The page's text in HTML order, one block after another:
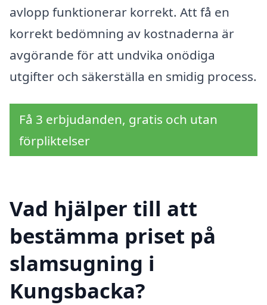
avlopp funktionerar korrekt. Att få en
korrekt bedömning av kostnaderna är
avgörande för att undvika onödiga
utgifter och säkerställa en smidig process.
Få 3 erbjudanden, gratis och utan
förpliktelser
Vad hjälper till att
bestämma priset på
slamsugning i
Kungsbacka?